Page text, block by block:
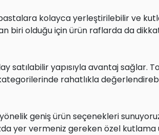
kolayca yerleştirilebilir ve
biri olduğu için ürün raflarda da
satılabilir yapısıyla avantaj sağlar.
rahatlıkla
geniş ürün seçenekleri
yer vermeniz gereken özel